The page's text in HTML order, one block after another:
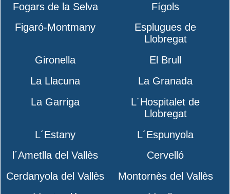
Fogars de la Selva
Fígols
Figaró-Montmany
Esplugues de
Llobregat
Gironella
El Brull
La Llacuna
La Granada
La Garriga
L´Hospitalet de
Llobregat
L´Estany
L´Espunyola
l´Ametlla del Vallès
Cervelló
Cerdanyola del Vallès
Montornès del Vallès